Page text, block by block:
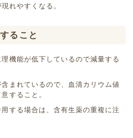
れやすくなる。
ること
機能が低下しているので減量する
まれているので、血清カリウム値
すること。
する場合は、含有生薬の重複に注